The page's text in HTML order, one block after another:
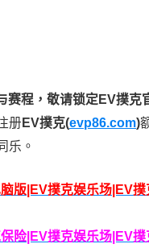
赛程， 敬请锁定EV撲克
册 EV撲克(evp86.com)
乐。
版|EV撲克娱乐场|EV
险|EV撲克娱乐场|EV